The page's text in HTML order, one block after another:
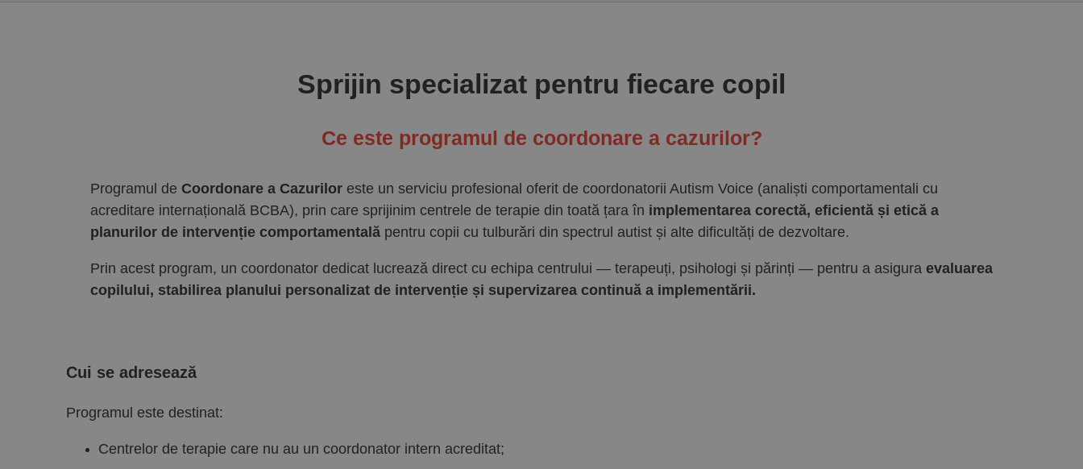
Sprijin specializat pentru fiecare copil
Ce este programul de coordonare a cazurilor?
Programul de Coordonare a Cazurilor este un serviciu profesional oferit de coordonatorii Autism Voice (analiști comportamentali cu
acreditare internațională BCBA), prin care sprijinim centrele de terapie din toată țara în implementarea corectă, eficientă și etică a
planurilor de intervenție comportamentală pentru copii cu tulburări din spectrul autist și alte dificultăți de dezvoltare.
Prin acest program, un coordonator dedicat lucrează direct cu echipa centrului — terapeuți, psihologi și părinți — pentru a asigura evaluarea
copilului, stabilirea planului personalizat de intervenție și supervizarea continuă a implementării.
Cui se adresează
Programul este destinat:
Centrelor de terapie care nu au un coordonator intern acreditat;